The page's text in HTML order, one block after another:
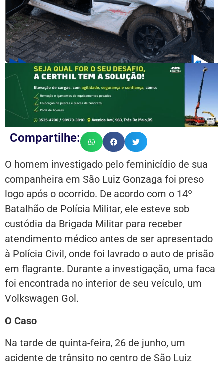
Compartilhe:
O homem investigado pelo feminicídio de sua
companheira em São Luiz Gonzaga foi preso
logo após o ocorrido. De acordo com o 14º
Batalhão de Polícia Militar, ele esteve sob
custódia da Brigada Militar para receber
atendimento médico antes de ser apresentado
à Polícia Civil, onde foi lavrado o auto de prisão
em flagrante. Durante a investigação, uma faca
foi encontrada no interior de seu veículo, um
Volkswagen Gol.
O Caso
Na tarde de quinta-feira, 26 de junho, um
acidente de trânsito no centro de São Luiz